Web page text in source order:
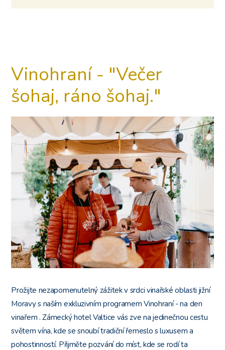
Vinohraní - "Večer
šohaj, ráno šohaj."
Prožijte nezapomenutelný zážitek v srdci vinařské oblasti jižní
Moravy s naším exkluzivním programem Vinohraní - na den
vinařem . Zámecký hotel Valtice vás zve na jedinečnou cestu
světem vína, kde se snoubí tradiční řemeslo s luxusem a
pohostinností. Přijměte pozvání do míst, kde se rodí ta